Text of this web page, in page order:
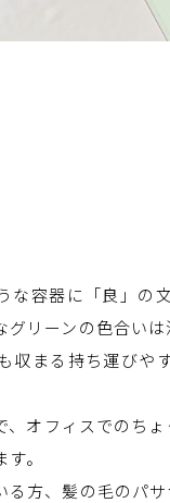
な容器に「良」の
リーンの色合い
収まる持ち運びや
、オフィスでのち
。
る方、髪の毛のパ